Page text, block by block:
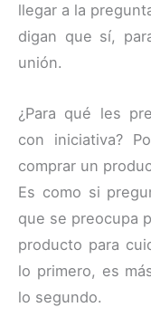
llegar a la
digan que sí,
unión.
¿Para qué les
con iniciativa?
comprar un
Es como si
que se preocupa
producto para
lo primero, es
lo segundo.